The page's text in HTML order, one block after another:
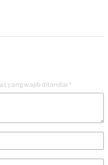
yang wajib ditandai *